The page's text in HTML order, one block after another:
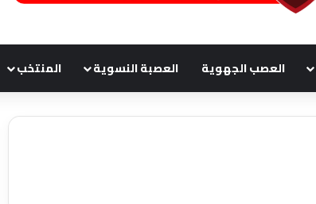
العصب الجهوية العصبة النسوية المنتخب